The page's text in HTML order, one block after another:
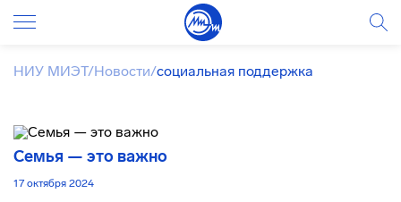
НИУ МИЭТ/Новости/социальная поддержка
Семья — это важно
17 октября 2024